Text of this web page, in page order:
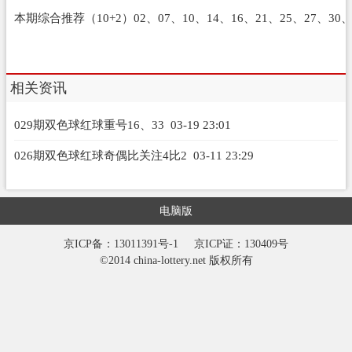
本期综合推荐（10+2）02、07、10、14、16、21、25、27、30
相关资讯
029期双色球红球重号16、33 03-19 23:01
026期双色球红球奇偶比关注4比2 03-11 23:29
电脑版
京ICP备：13011391号-1
京ICP证：130409号
©2014 china-lottery.net 版权所有